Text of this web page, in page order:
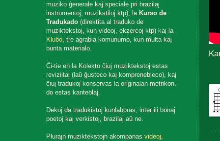
muziko ĝenerale kaj speciale pri brazilaj
instrumentoj, muzikstiloj ktp), la Kurso de
Tradukado (direktita al traduko de
muziktekstoj, kun videoj, ekzercoj ktp) kaj la
Klubo, tre agrabla komunumo, kun multa kaj
bunta materialo.
Ĉi-tie en la Kolekto ĉiuj muziktekstoj estas
reviziitaj (laŭ ĝusteco kaj komprenebleco), kaj
ĉiuj tradukoj konservas la originalan metrikon,
do estas kanteblaj.
Dekoj da tradukistoj kunlaboras, inter ili bonaj
poetoj kaj verkistoj, brazilaj aŭ ne.
Plurajn muziktekstojn akompanasvideoj,